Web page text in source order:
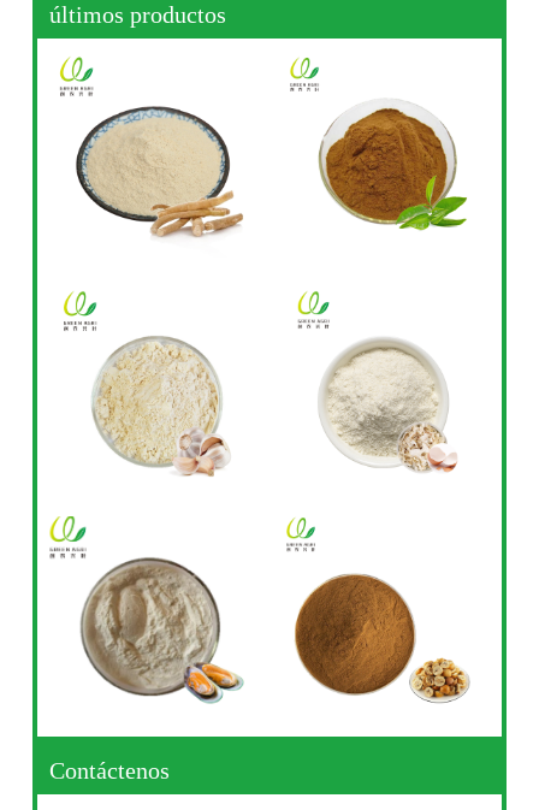
últimos productos
Contáctenos